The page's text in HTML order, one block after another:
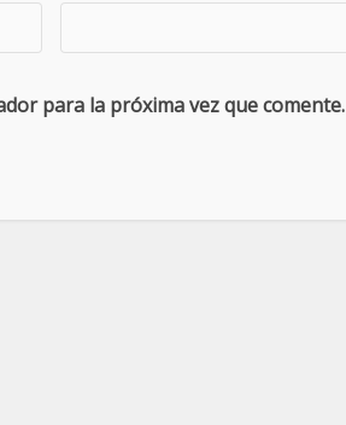
para la próxima vez que comente.